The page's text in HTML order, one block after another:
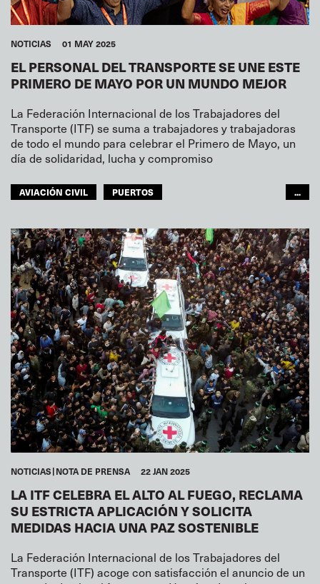
NOTICIAS 01 MAY 2025
EL PERSONAL DEL TRANSPORTE SE UNE ESTE
PRIMERO DE MAYO POR UN MUNDO MEJOR
La Federación Internacional de los Trabajadores del
Transporte (ITF) se suma a trabajadores y trabajadoras
de todo el mundo para celebrar el Primero de Mayo, un
día de solidaridad, lucha y compromiso
AVIACIÓN CIVIL
PUERTOS
TRANSPORTE FERROVIARIO
TRANSPORTE POR CARRETERA
GENTE DE MAR
TURISMO
TRANSPORTE URBANO
ALMACENES
MUJERES
JUVENTUD
GLOBAL
ITF ÁFRICA
ITF MUNDO ÁRABE
ITF ASIA-PACÍFICO
EUROPA
NORTEAMÉRICA
ITF AMÉRICAS
...
NOTICIAS NOTA DE PRENSA 22 JAN 2025
LA ITF CELEBRA EL ALTO AL FUEGO, RECLAMA
SU ESTRICTA APLICACIÓN Y SOLICITA
MEDIDAS HACIA UNA PAZ SOSTENIBLE
La Federación Internacional de los Trabajadores del
Transporte (ITF) acoge con satisfacción el anuncio de un